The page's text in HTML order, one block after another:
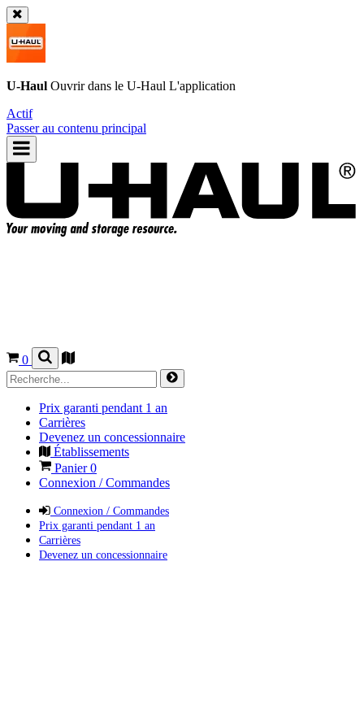
U-Haul Ouvrir dans le U-Haul L'application
Actif
Passer au contenu principal
0
Prix garanti pendant 1 an
Carrières
Devenez un concessionnaire
Établissements
Panier0
Connexion / Commandes
Connexion / Commandes
Prix garanti pendant 1 an
Carrières
Devenez un concessionnaire